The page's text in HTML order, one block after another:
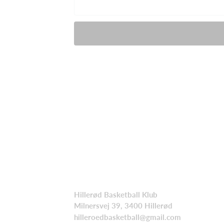
Hillerød Basketball Klub
Milnersvej 39, 3400 Hillerød
hilleroedbasketball@gmail.com